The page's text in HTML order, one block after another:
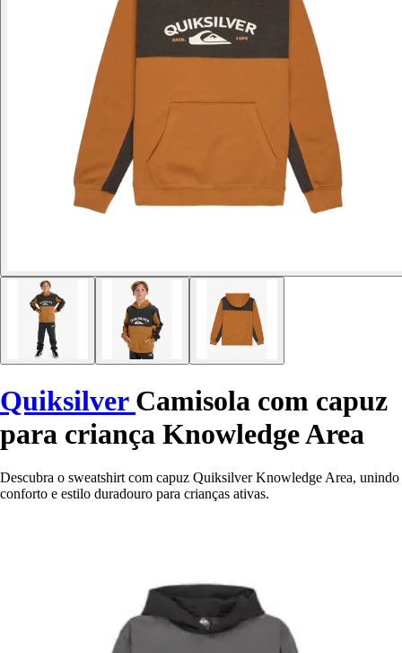
Quiksilver Camisola com capuz
para criança Knowledge Area
Descubra o sweatshirt com capuz Quiksilver Knowledge Area, unindo
conforto e estilo duradouro para crianças ativas.